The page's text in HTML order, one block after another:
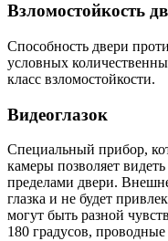
Взломостойкость
Способность двери
условных
класс взломостойкости.
Видеоглазок
Специальный прибор,
камеры позволяет
пределами двери.
глазка и не будет
могут быть разной
180 градусов,